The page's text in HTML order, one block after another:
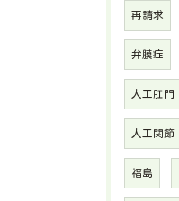
再請求
弁膜症
人工肛門
人工関節
福島